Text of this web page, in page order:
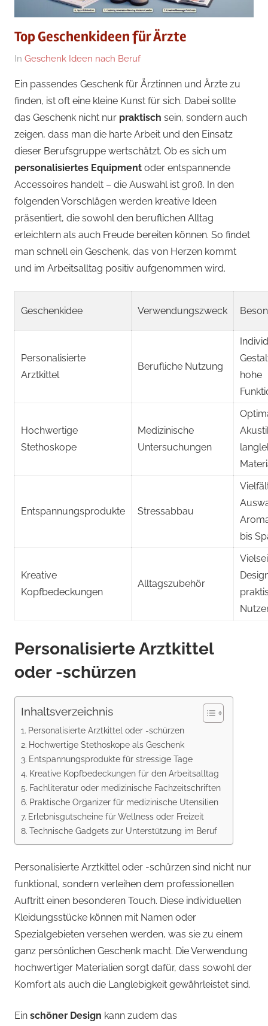
Top Geschenkideen für Ärzte
Am
Von
Redakteur
In Geschenk Ideen nach Beruf
Ein passendes Geschenk für Ärztinnen und Ärzte zu
finden, ist oft eine kleine Kunst für sich. Dabei sollte
das Geschenk nicht nur praktisch sein, sondern auch
zeigen, dass man die harte Arbeit und den Einsatz
dieser Berufsgruppe wertschätzt. Ob es sich um
personalisiertes Equipment oder entspannende
Accessoires handelt – die Auswahl ist groß. In den
folgenden Vorschlägen werden kreative Ideen
präsentiert, die sowohl den beruflichen Alltag
erleichtern als auch Freude bereiten können. So findet
man schnell ein Geschenk, das von Herzen kommt
und im Arbeitsalltag positiv aufgenommen wird.
Geschenkidee Verwendungszweck
Personalisierte
Arztkittel
Berufliche Nutzung
hohe
Hochwertige
Stethoskope
Medizinische
Untersuchungen
Entspannungsprodukte Stressabbau
bis
Kreative
Kopfbedeckungen
Alltagszubehör
Personalisierte Arztkittel
oder -schürzen
Inhaltsverzeichnis
Personalisierte Arztkittel oder -schürzen
Hochwertige Stethoskope als Geschenk
Entspannungsprodukte für stressige Tage
Kreative Kopfbedeckungen für den Arbeitsalltag
Fachliteratur oder medizinische Fachzeitschriften
Praktische Organizer für medizinische Utensilien
Erlebnisgutscheine für Wellness oder Freizeit
Technische Gadgets zur Unterstützung im Beruf
Personalisierte Arztkittel oder -schürzen sind nicht nur
funktional, sondern verleihen dem professionellen
Auftritt einen besonderen Touch. Diese individuellen
Kleidungsstücke können mit Namen oder
Spezialgebieten versehen werden, was sie zu einem
ganz persönlichen Geschenk macht. Die Verwendung
hochwertiger Materialien sorgt dafür, dass sowohl der
Komfort als auch die Langlebigkeit gewährleistet sind.
Ein schöner Design kann zudem das